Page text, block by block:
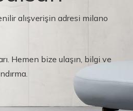
alışverişin adresi milano
Hemen bize ulaşın, bilgi ve